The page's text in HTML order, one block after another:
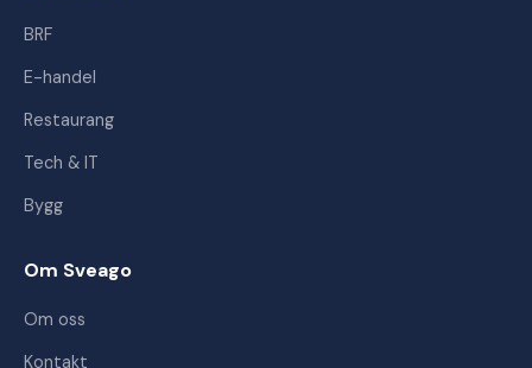
BRF
E-handel
Restaurang
Tech & IT
Bygg
Om Sveago
Om oss
Kontakt